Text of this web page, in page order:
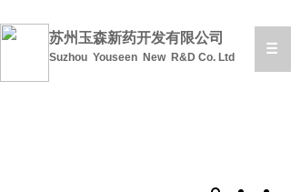
苏州玉森新药开发有限公司
Suzhou Youseen New R&D Co. Ltd